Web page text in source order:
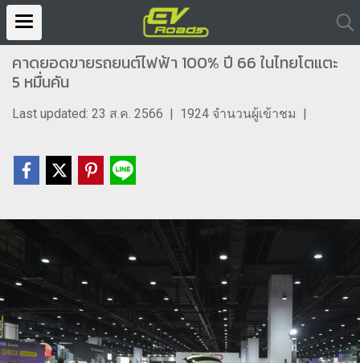
คาดยอดขายรถยนต์ไฟฟ้า 100% ปี 66 ในไทยโตแตะ
5 หมื่นคัน
Last updated: 23 ส.ค. 2566 | 1924 จำนวนผู้เข้าชม |